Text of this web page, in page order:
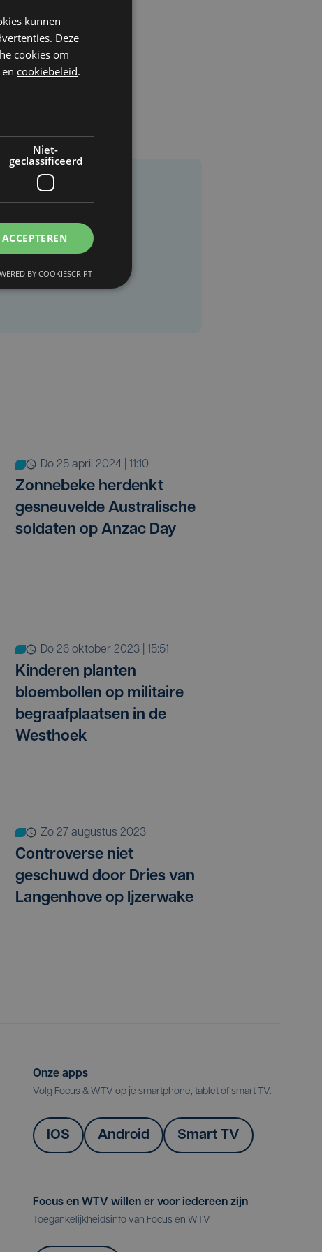
do 25 april 2024 | 11:10
Zonnebeke herdenkt
gesneuvelde Australische
soldaten op Anzac Day
do 26 oktober 2023 | 15:51
Kinderen planten
bloembollen op militaire
begraafplaatsen in de
Westhoek
zo 27 augustus 2023
Controverse niet
geschuwd door Dries van
Langenhove op Ijzerwake
Onze apps
Volg Focus & WTV op je smartphone, tablet of smart TV.
IOS Android Smart TV
Focus en WTV willen er voor iedereen zijn
Toegankelijkheidsinfo van Focus en WTV
kunnen
Deze
cookies om
en cookiebeleid.
Niet-
geclassificeerd
BY COOKIESCRIPT